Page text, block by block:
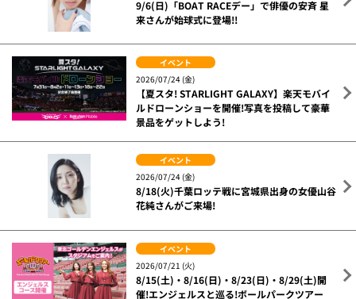
9/6(日)「BOAT RACEデー」で俳優の安斉 星
来さんが始球式に登場!!
イベント
2026/07/24 (金)
【夏スタ! STARLIGHT GALAXY】楽天モバイ
ルドローンショーを開催!写真を投稿して豪華
景品をゲットしよう!
イベント
2026/07/24 (金)
8/18(火)千葉ロッテ戦に宮城県出身の女優山谷
花純さんがご来場!
イベント
2026/07/21 (火)
8/15(土)・8/16(日)・8/23(日)・8/29(土)開
催!エンジェルスと巡る!ボールパークツアー